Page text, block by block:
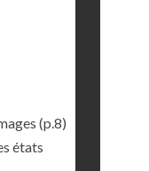
(p.8)
états